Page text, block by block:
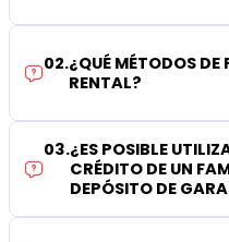
02.¿QUÉ MÉTODOS
RENTAL?
03.¿ES POSIBLE
CRÉDITO DE UN
DEPÓSITO DE